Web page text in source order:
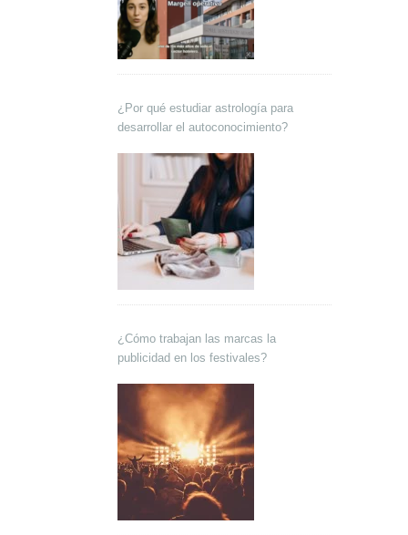
¿Por qué estudiar astrología para
desarrollar el autoconocimiento?
¿Cómo trabajan las marcas la
publicidad en los festivales?